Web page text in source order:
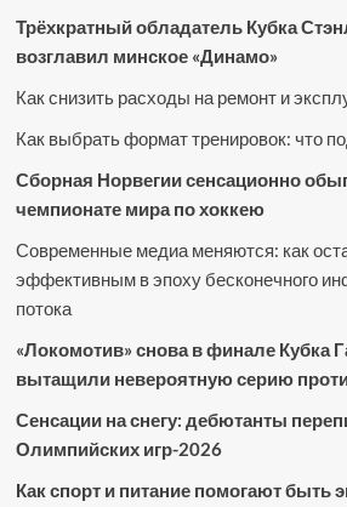
Трёхкратный обладатель Кубка
возглавил минское «Динамо»
Как снизить расходы на ремонт и
Как выбрать формат тренировок: что
Сборная Норвегии сенсационно
чемпионате мира по хоккею
Современные медиа меняются: как
эффективным в эпоху бесконечного
потока
«Локомотив» снова в финале Кубка
вытащили невероятную серию
Сенсации на снегу: дебютанты
Олимпийских игр-2026
Как спорт и питание помогают